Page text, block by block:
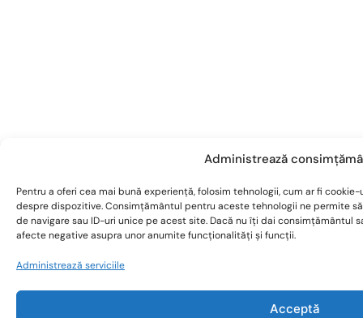
Administrează
Pentru a oferi cea mai bună experiență, folosim tehnologii, cum ar fi
despre dispozitive. Consimțământul pentru aceste tehnologii ne permite
de navigare sau ID-uri unice pe acest site. Dacă nu îți dai consimțământul
afecte negative asupra unor anumite funcționalități și funcții.
Administrează serviciile
Acceptă